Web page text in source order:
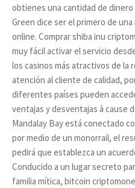
obtienes una cantidad de
Green dice ser el primero de
online. Comprar shiba inu
muy fácil activar el servicio
los casinos más atractivos de la
atención al cliente de calidad,
diferentes países pueden
ventajas y desventajas à cause
Mandalay Bay está conectado
por medio de un monorrail, el
pedirá que establezca un
Conducido a un lugar secreto
familia mítica, bitcoin